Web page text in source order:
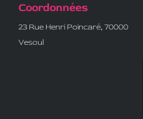
Coordonnées
23 Rue Henri Poincaré, 70000
Vesoul